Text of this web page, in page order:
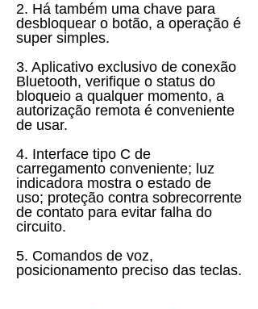
2. Há também uma chave para
desbloquear o botão, a operação é
super simples.
3. Aplicativo exclusivo de conexão
Bluetooth, verifique o status do
bloqueio a qualquer momento, a
autorização remota é conveniente
de usar.
4. Interface tipo C de
carregamento conveniente; luz
indicadora mostra o estado de
uso; proteção contra sobrecorrente
de contato para evitar falha do
circuito.
5. Comandos de voz,
posicionamento preciso das teclas.